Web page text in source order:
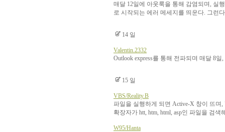
매달 12일에 아웃룩을 통해 감염되며, 실행
로 시작되는 에러 메세지를 띄운다. 그런
14 일
Valentin.2332
Outlook express를 통해 전파되며 매달 8
15 일
VBS/Reality.B
파일을 실행하게 되면 Active-X 창이 뜨
확장자가 htt, htm, html, asp인 파일을 검
W95/Hanta